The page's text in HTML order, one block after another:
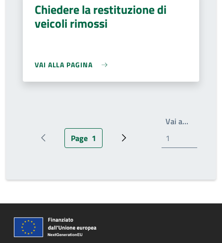
Chiedere la restituzione di
veicoli rimossi
VAI ALLA PAGINA
Pagina precedentePagina attuale
Page 1 Prossima pagina
Vai a…Write the